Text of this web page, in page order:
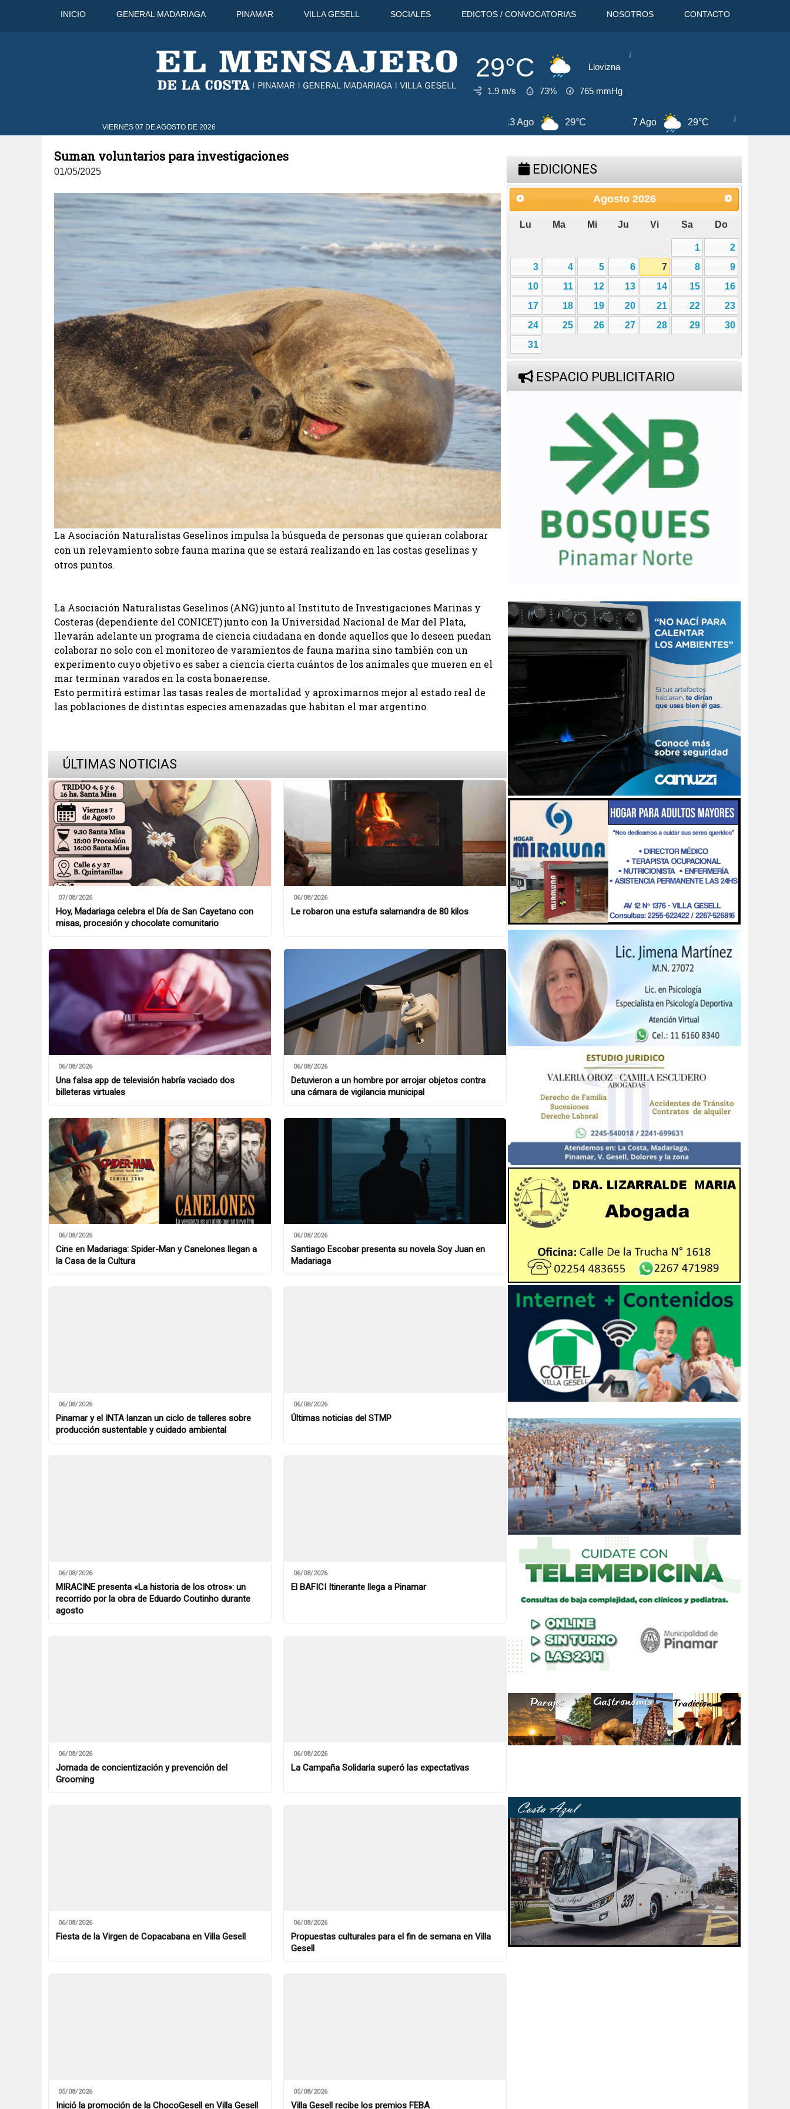
INICIO GENERAL MADARIAGA PINAMAR VILLA GESELL SOCIALES EDICTOS / CONVOCATORIAS NOSOTROS CONTACTO
29°C Llovizna
1.9 m/s 73% 765 mmHg
VIERNES 07 DE AGOSTO DE 2026 29°C 8 Ago 31°C 9 Ago
Suman voluntarios para investigaciones
01/05/2025
La Asociación Naturalistas Geselinos impulsa la búsqueda de personas que quieran colaborar
con un relevamiento sobre fauna marina que se estará realizando en las costas geselinas y
otros puntos.
La Asociación Naturalistas Geselinos (ANG) junto al Instituto de Investigaciones Marinas y
Costeras (dependiente del CONICET) junto con la Universidad Nacional de Mar del Plata,
llevarán adelante un programa de ciencia ciudadana en donde aquellos que lo deseen puedan
colaborar no solo con el monitoreo de varamientos de fauna marina sino también con un
experimento cuyo objetivo es saber a ciencia cierta cuántos de los animales que mueren en el
mar terminan varados en la costa bonaerense.
Esto permitirá estimar las tasas reales de mortalidad y aproximarnos mejor al estado real de
las poblaciones de distintas especies amenazadas que habitan el mar argentino.
ÚLTIMAS NOTICIAS
07/08/2026
Hoy, Madariaga celebra el Día de San Cayetano con
misas, procesión y chocolate comunitario
06/08/2026
Le robaron una estufa salamandra de 80 kilos
06/08/2026
Una falsa app de televisión habría vaciado dos
billeteras virtuales
06/08/2026
Detuvieron a un hombre por arrojar objetos contra
una cámara de vigilancia municipal
06/08/2026
Cine en Madariaga: Spider-Man y Canelones llegan a
la Casa de la Cultura
06/08/2026
Santiago Escobar presenta su novela Soy Juan en
Madariaga
06/08/2026
Pinamar y el INTA lanzan un ciclo de talleres sobre
producción sustentable y cuidado ambiental
06/08/2026
Últimas noticias del STMP
06/08/2026
MIRACINE presenta «La historia de los otros»: un
recorrido por la obra de Eduardo Coutinho durante
agosto
06/08/2026
El BAFICI Itinerante llega a Pinamar
06/08/2026
Jornada de concientización y prevención del
Grooming
06/08/2026
La Campaña Solidaria superó las expectativas
06/08/2026
Fiesta de la Virgen de Copacabana en Villa Gesell
06/08/2026
Propuestas culturales para el fin de semana en Villa
Gesell
05/08/2026
Inició la promoción de la ChocoGesell en Villa Gesell
05/08/2026
Villa Gesell recibe los premios FEBA
EDICIONES
Agosto 2026
Lu Ma Mi Ju Vi Sa Do
1
2
3
4 5 6 7 8
9
10
11 12 13 14 15
16
17
18 19 20 21 22
23
24
25 26 27 28 29
30
31
ESPACIO PUBLICITARIO